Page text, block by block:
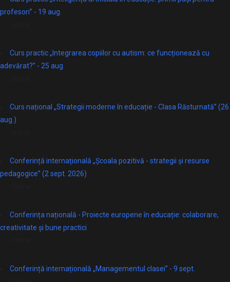
profesori” - 19 aug.
Curs practic „Integrarea copiilor cu autism: ce funcționează cu
adevărat?” - 25 aug.
Curs național „Strategii moderne în educație - Clasa Răsturnată” (26
aug.)
Conferință internațională „Școala pozitivă - strategii și resurse
pedagogice” (2 sept. 2026)
Conferința națională - Proiecte europene în educație: colaborare,
creativitate și bune practici
Conferință internațională „Managementul clasei” - 9 sept.